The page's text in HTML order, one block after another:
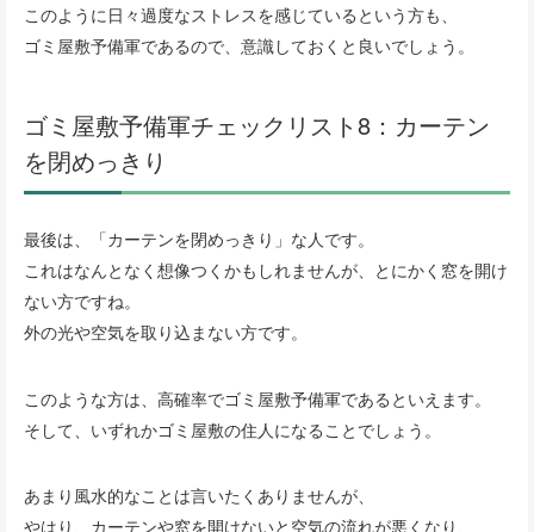
このように日々過度なストレスを感じているという方も、
ゴミ屋敷予備軍であるので、意識しておくと良いでしょう。
ゴミ屋敷予備軍チェックリスト8：カーテン
を閉めっきり
最後は、「カーテンを閉めっきり」な人です。
これはなんとなく想像つくかもしれませんが、とにかく窓を開け
ない方ですね。
外の光や空気を取り込まない方です。
このような方は、高確率でゴミ屋敷予備軍であるといえます。
そして、いずれかゴミ屋敷の住人になることでしょう。
あまり風水的なことは言いたくありませんが、
やはり、カーテンや窓を開けないと空気の流れが悪くなり、